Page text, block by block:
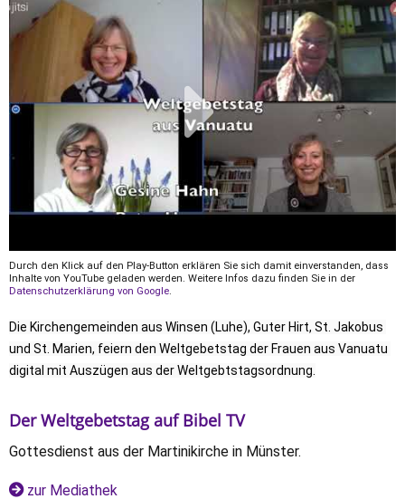
Durch den Klick auf den Play-Button erklären Sie sich damit einverstanden, dass
Inhalte von YouTube geladen werden. Weitere Infos dazu finden Sie in der
Datenschutzerklärung von Google.
Die Kirchengemeinden aus Winsen (Luhe), Guter Hirt, St. Jakobus
und St. Marien, feiern den Weltgebetstag der Frauen aus Vanuatu
digital mit Auszügen aus der Weltgebtstagsordnung.
Der Weltgebetstag auf Bibel TV
Gottesdienst aus der Martinikirche in Münster.
zur Mediathek